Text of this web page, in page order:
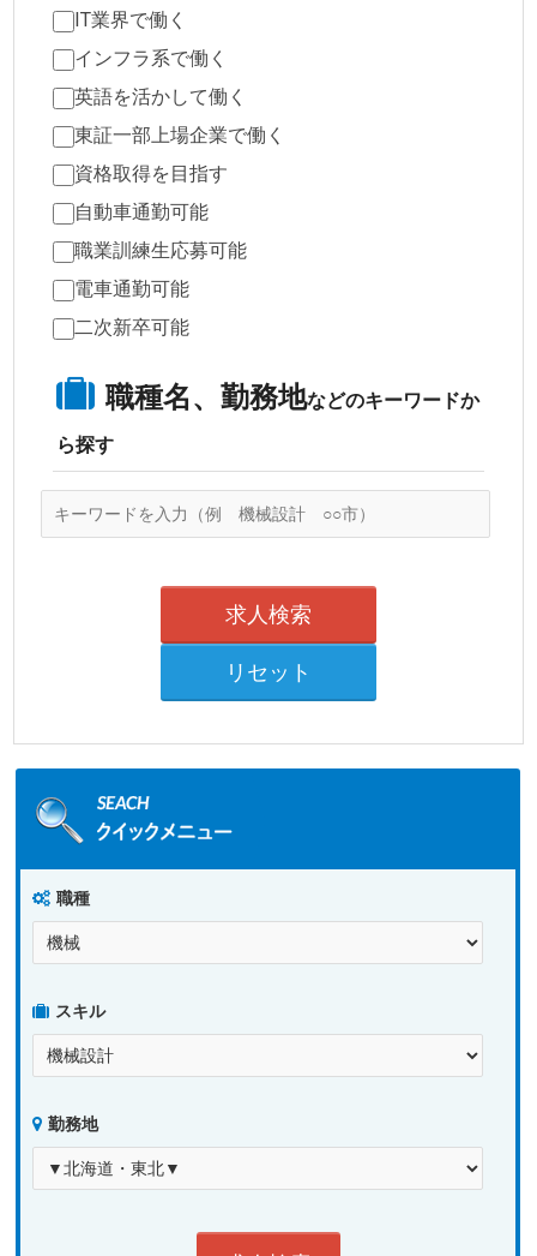
IT業界で働く
インフラ系で働く
英語を活かして働く
東証一部上場企業で働く
資格取得を目指す
自動車通勤可能
職業訓練生応募可能
電車通勤可能
二次新卒可能
職種名、勤務地などのキーワードか
ら探す
職種
スキル
勤務地